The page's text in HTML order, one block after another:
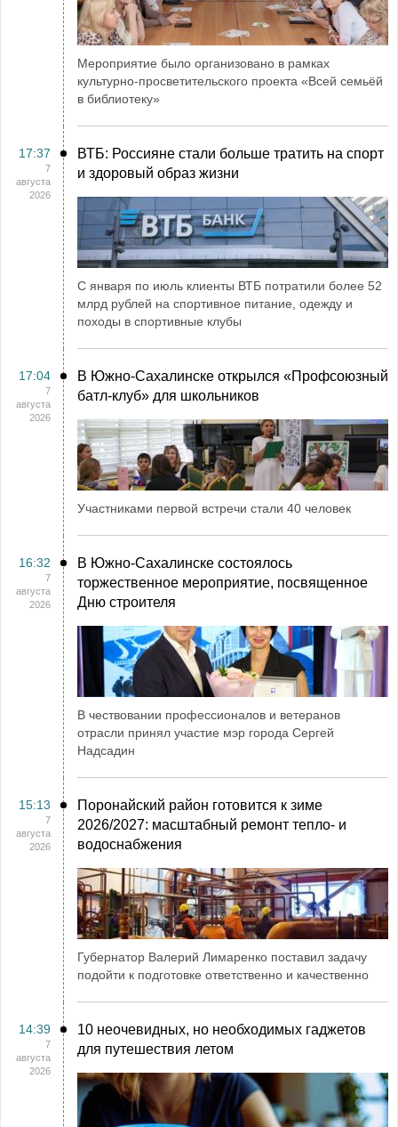
Мероприятие было организовано в рамках
культурно-просветительского проекта «Всей семьёй
в библиотеку»
17:37
7
августа
2026
ВТБ: Россияне стали больше тратить на спорт
и здоровый образ жизни
С января по июль клиенты ВТБ потратили более 52
млрд рублей на спортивное питание, одежду и
походы в спортивные клубы
17:04
7
августа
2026
В Южно-Сахалинске открылся «Профсоюзный
батл-клуб» для школьников
Участниками первой встречи стали 40 человек
16:32
7
августа
2026
В Южно-Сахалинске состоялось
торжественное мероприятие, посвященное
Дню строителя
В чествовании профессионалов и ветеранов
отрасли принял участие мэр города Сергей
Надсадин
15:13
7
августа
2026
Поронайский район готовится к зиме
2026/2027: масштабный ремонт тепло- и
водоснабжения
Губернатор Валерий Лимаренко поставил задачу
подойти к подготовке ответственно и качественно
14:39
7
августа
2026
10 неочевидных, но необходимых гаджетов
для путешествия летом